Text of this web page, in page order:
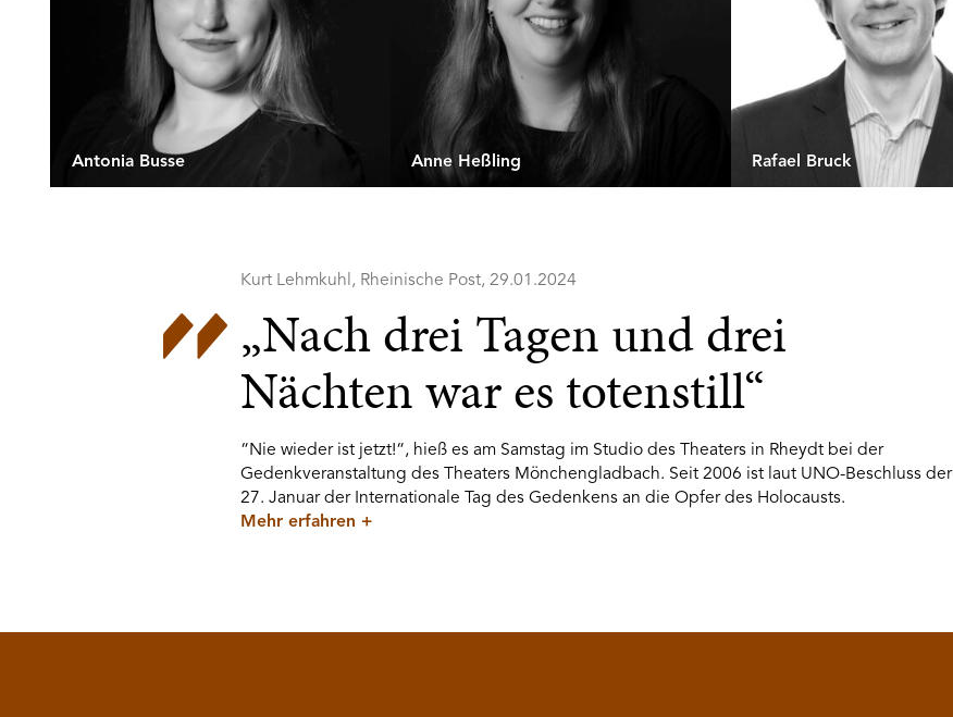
Antonia Busse Anne Heßling Rafael Bruck
Kurt Lehmkuhl, Rheinische Post, 29.01.2024
„Nach drei Tagen und drei
Nächten war es totenstill“
“Nie wieder ist jetzt!“, hieß es am Samstag im Studio des Theaters in Rheydt bei der
Gedenkveranstaltung des Theaters Mönchengladbach. Seit 2006 ist laut UNO-Beschluss der
27. Januar der Internationale Tag des Gedenkens an die Opfer des Holocausts.
Mehr erfahren +